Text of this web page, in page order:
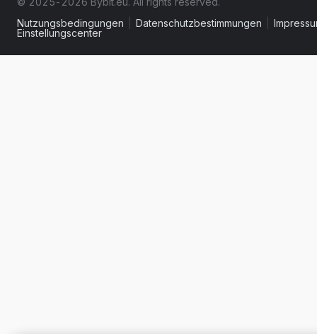
Nutzungsbedingungen
Datenschutzbestimmungen
Einstellungscenter